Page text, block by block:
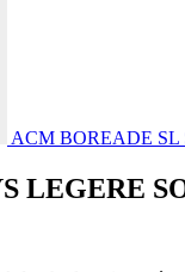
ACM BOREADE
LEGERE